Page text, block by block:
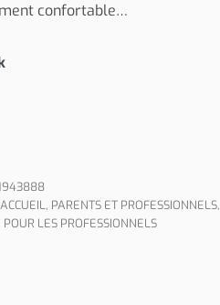
confortable…
ACCUEIL, PARENTS ET PROFESSIONNELS,
POUR LES PROFESSIONNELS